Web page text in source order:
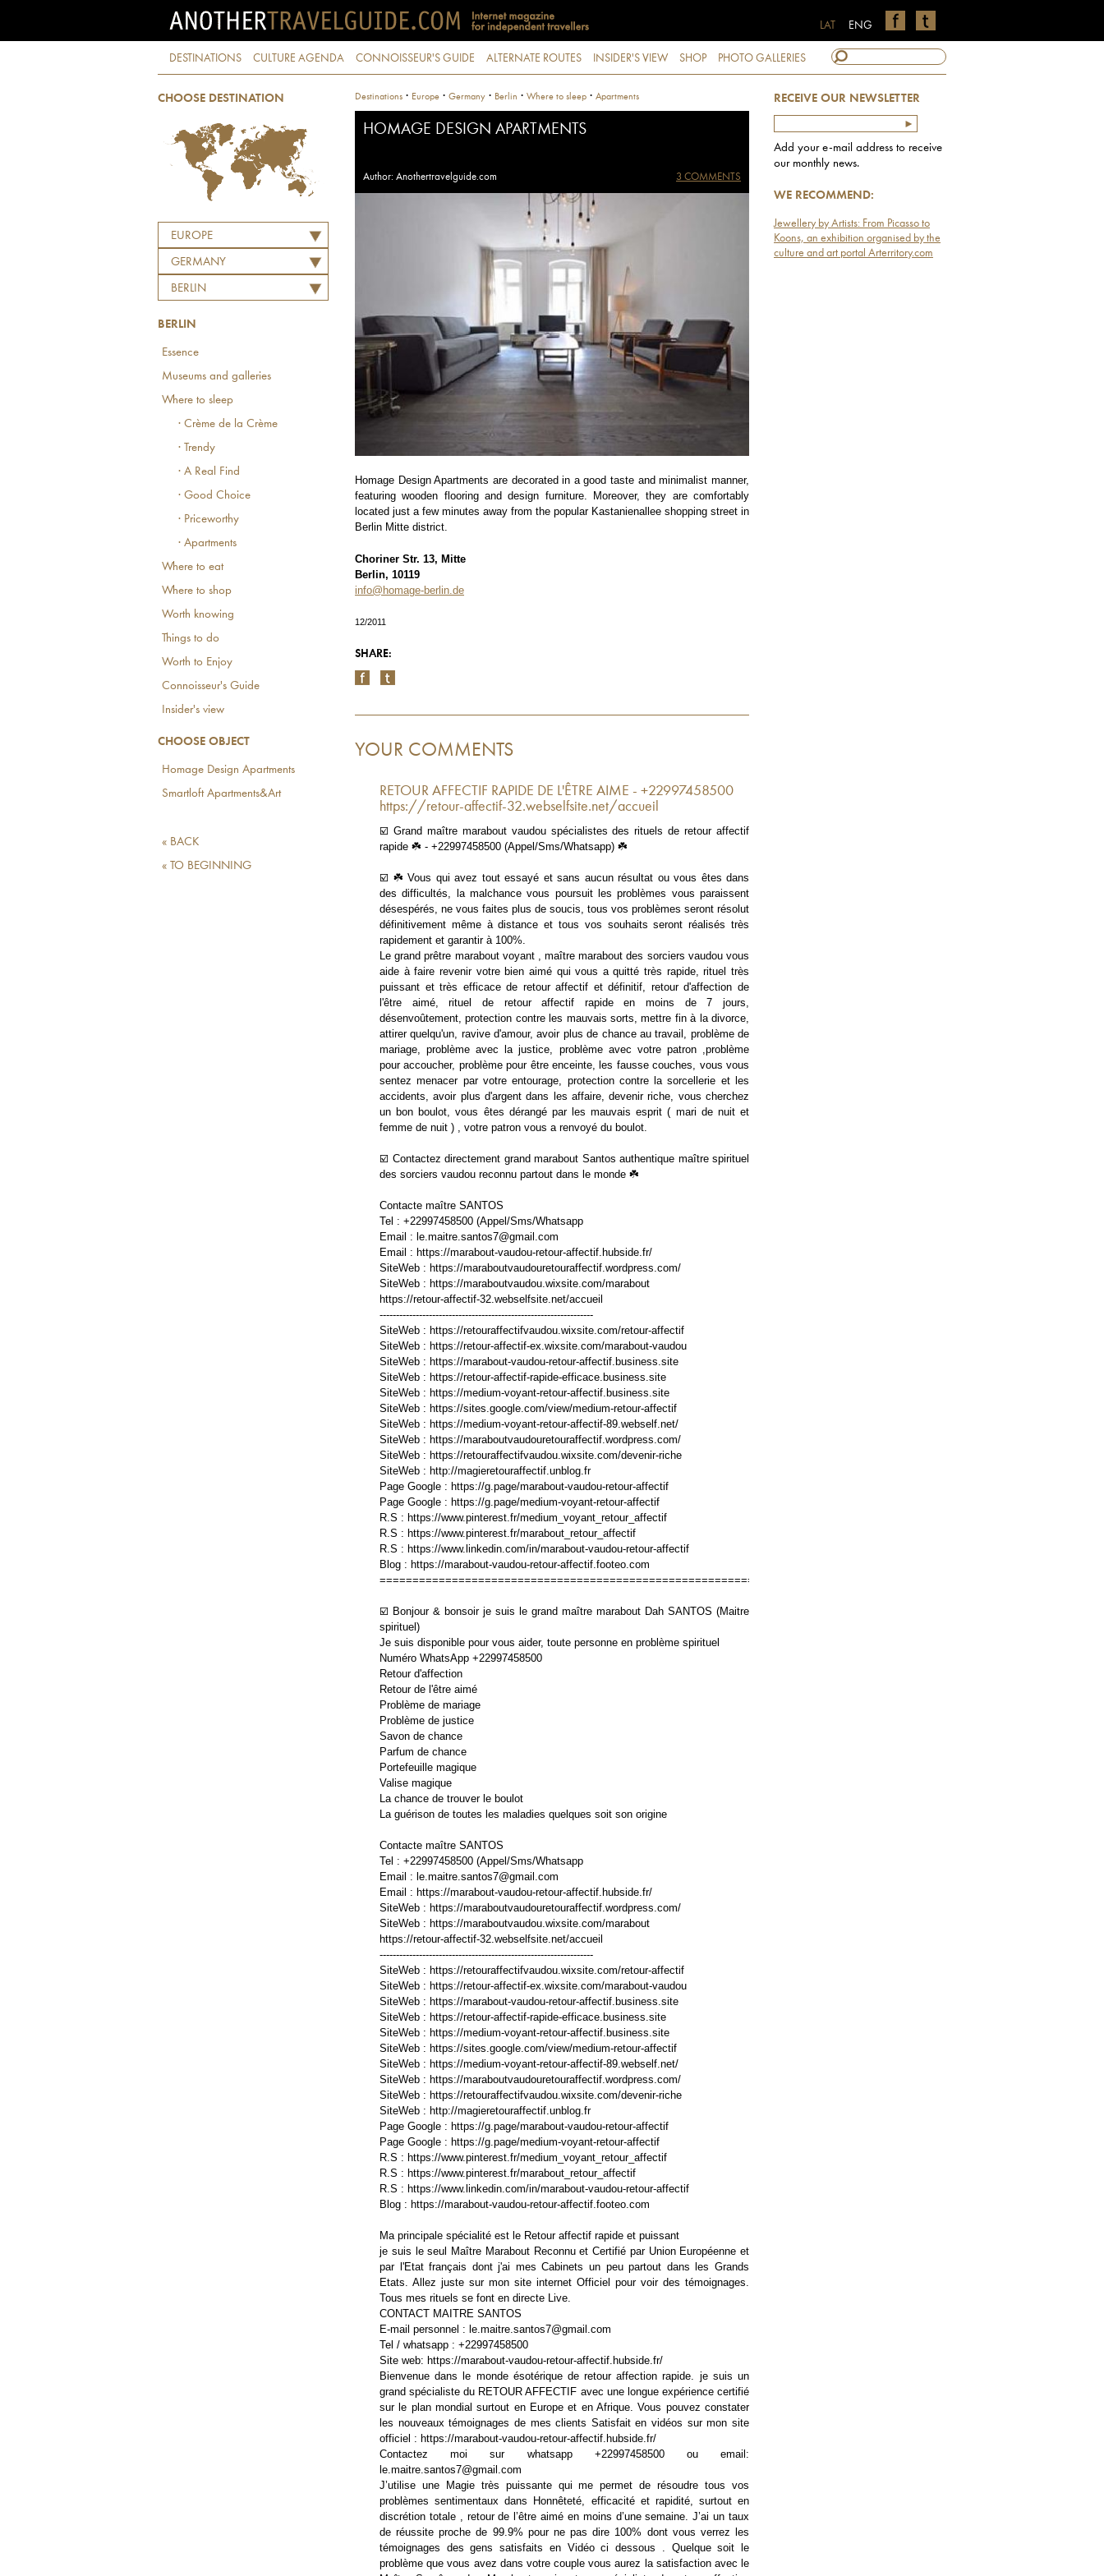
ENG
LAT
DESTINATIONS CULTURE AGENDA CONNOISSEUR'S GUIDE ALTERNATE ROUTES INSIDER'S VIEW SHOP PHOTO GALLERIES
CHOOSE DESTINATION
EUROPE
GERMANY
BERLIN
BERLIN
Essence
Museums and galleries
Where to sleep
· Crème de la Crème
· Trendy
· A Real Find
· Good Choice
· Priceworthy
· Apartments
Where to eat
Where to shop
Worth knowing
Things to do
Worth to Enjoy
Connoisseur's Guide
Insider's view
CHOOSE OBJECT
Homage Design Apartments
Smartloft Apartments&Art
« BACK
« TO BEGINNING
RECEIVE OUR NEWSLETTER
Add your e-mail address to receive
our monthly news.
WE RECOMMEND:
Jewellery by Artists: From Picasso to
Koons, an exhibition organised by the
culture and art portal Arterritory.com
Destinations · Europe · Germany · Berlin · Where to sleep · Apartments
HOMAGE DESIGN APARTMENTS
Author: Anothertravelguide.com 3 COMMENTS
Homage Design Apartments are decorated in a good taste and minimalist manner,
featuring wooden flooring and design furniture. Moreover, they are comfortably
located just a few minutes away from the popular Kastanienallee shopping street in
Berlin Mitte district.
Choriner Str. 13, Mitte
Berlin, 10119
info@homage-berlin.de
12/2011
SHARE:
YOUR COMMENTS
RETOUR AFFECTIF RAPIDE DE L'ÊTRE AIME - +22997458500
https://retour-affectif-32.webselfsite.net/accueil
☑️ Grand maître marabout vaudou spécialistes des rituels de retour affectif
rapide ☘️ - +22997458500 (Appel/Sms/Whatsapp) ☘️
☑️ ☘️ Vous qui avez tout essayé et sans aucun résultat ou vous êtes dans
des difficultés, la malchance vous poursuit les problèmes vous paraissent
désespérés, ne vous faites plus de soucis, tous vos problèmes seront résolut
définitivement même à distance et tous vos souhaits seront réalisés très
rapidement et garantir à 100%.
Le grand prêtre marabout voyant , maître marabout des sorciers vaudou vous
aide à faire revenir votre bien aimé qui vous a quitté très rapide, rituel très
puissant et très efficace de retour affectif et définitif, retour d'affection de
l'être aimé, rituel de retour affectif rapide en moins de 7 jours,
désenvoûtement, protection contre les mauvais sorts, mettre fin à la divorce,
attirer quelqu'un, ravive d'amour, avoir plus de chance au travail, problème de
mariage, problème avec la justice, problème avec votre patron ,problème
pour accoucher, problème pour être enceinte, les fausse couches, vous vous
sentez menacer par votre entourage, protection contre la sorcellerie et les
accidents, avoir plus d'argent dans les affaire, devenir riche, vous cherchez
un bon boulot, vous êtes dérangé par les mauvais esprit ( mari de nuit et
femme de nuit ) , votre patron vous a renvoyé du boulot.
☑️ Contactez directement grand marabout Santos authentique maître spirituel
des sorciers vaudou reconnu partout dans le monde ☘️
Contacte maître SANTOS
Tel : +22997458500 (Appel/Sms/Whatsapp
Email : le.maitre.santos7@gmail.com
Email : https://marabout-vaudou-retour-affectif.hubside.fr/
SiteWeb : https://maraboutvaudouretouraffectif.wordpress.com/
SiteWeb : https://maraboutvaudou.wixsite.com/marabout
https://retour-affectif-32.webselfsite.net/accueil
-----------------------------------------------------------------
SiteWeb : https://retouraffectifvaudou.wixsite.com/retour-affectif
SiteWeb : https://retour-affectif-ex.wixsite.com/marabout-vaudou
SiteWeb : https://marabout-vaudou-retour-affectif.business.site
SiteWeb : https://retour-affectif-rapide-efficace.business.site
SiteWeb : https://medium-voyant-retour-affectif.business.site
SiteWeb : https://sites.google.com/view/medium-retour-affectif
SiteWeb : https://medium-voyant-retour-affectif-89.webself.net/
SiteWeb : https://maraboutvaudouretouraffectif.wordpress.com/
SiteWeb : https://retouraffectifvaudou.wixsite.com/devenir-riche
SiteWeb : http://magieretouraffectif.unblog.fr
Page Google : https://g.page/marabout-vaudou-retour-affectif
Page Google : https://g.page/medium-voyant-retour-affectif
R.S : https://www.pinterest.fr/medium_voyant_retour_affectif
R.S : https://www.pinterest.fr/marabout_retour_affectif
R.S : https://www.linkedin.com/in/marabout-vaudou-retour-affectif
Blog : https://marabout-vaudou-retour-affectif.footeo.com
============================================================
☑️ Bonjour & bonsoir je suis le grand maître marabout Dah SANTOS (Maitre
spirituel)
Je suis disponible pour vous aider, toute personne en problème spirituel
Numéro WhatsApp +22997458500
Retour d'affection
Retour de l'être aimé
Problème de mariage
Problème de justice
Savon de chance
Parfum de chance
Portefeuille magique
Valise magique
La chance de trouver le boulot
La guérison de toutes les maladies quelques soit son origine
Contacte maître SANTOS
Tel : +22997458500 (Appel/Sms/Whatsapp
Email : le.maitre.santos7@gmail.com
Email : https://marabout-vaudou-retour-affectif.hubside.fr/
SiteWeb : https://maraboutvaudouretouraffectif.wordpress.com/
SiteWeb : https://maraboutvaudou.wixsite.com/marabout
https://retour-affectif-32.webselfsite.net/accueil
-----------------------------------------------------------------
SiteWeb : https://retouraffectifvaudou.wixsite.com/retour-affectif
SiteWeb : https://retour-affectif-ex.wixsite.com/marabout-vaudou
SiteWeb : https://marabout-vaudou-retour-affectif.business.site
SiteWeb : https://retour-affectif-rapide-efficace.business.site
SiteWeb : https://medium-voyant-retour-affectif.business.site
SiteWeb : https://sites.google.com/view/medium-retour-affectif
SiteWeb : https://medium-voyant-retour-affectif-89.webself.net/
SiteWeb : https://maraboutvaudouretouraffectif.wordpress.com/
SiteWeb : https://retouraffectifvaudou.wixsite.com/devenir-riche
SiteWeb : http://magieretouraffectif.unblog.fr
Page Google : https://g.page/marabout-vaudou-retour-affectif
Page Google : https://g.page/medium-voyant-retour-affectif
R.S : https://www.pinterest.fr/medium_voyant_retour_affectif
R.S : https://www.pinterest.fr/marabout_retour_affectif
R.S : https://www.linkedin.com/in/marabout-vaudou-retour-affectif
Blog : https://marabout-vaudou-retour-affectif.footeo.com
Ma principale spécialité est le Retour affectif rapide et puissant
je suis le seul Maître Marabout Reconnu et Certifié par Union Européenne et
par l'Etat français dont j'ai mes Cabinets un peu partout dans les Grands
Etats. Allez juste sur mon site internet Officiel pour voir des témoignages.
Tous mes rituels se font en directe Live.
CONTACT MAITRE SANTOS
E-mail personnel : le.maitre.santos7@gmail.com
Tel / whatsapp : +22997458500
Site web: https://marabout-vaudou-retour-affectif.hubside.fr/
Bienvenue dans le monde ésotérique de retour affection rapide. je suis un
grand spécialiste du RETOUR AFFECTIF avec une longue expérience certifié
sur le plan mondial surtout en Europe et en Afrique. Vous pouvez constater
les nouveaux témoignages de mes clients Satisfait en vidéos sur mon site
officiel : https://marabout-vaudou-retour-affectif.hubside.fr/
Contactez moi sur whatsapp +22997458500 ou email:
le.maitre.santos7@gmail.com
J’utilise une Magie très puissante qui me permet de résoudre tous vos
problèmes sentimentaux dans Honnêteté, efficacité et rapidité, surtout en
discrétion totale , retour de l’être aimé en moins d’une semaine. J’ai un taux
de réussite proche de 99.9% pour ne pas dire 100% dont vous verrez les
témoignages des gens satisfaits en Vidéo ci dessous . Quelque soit le
problème que vous avez dans votre couple vous aurez la satisfaction avec le